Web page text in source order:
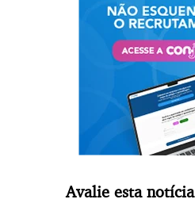
Avalie esta notícia